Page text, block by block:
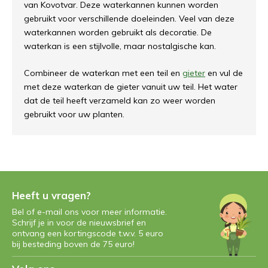
van Kovotvar. Deze waterkannen kunnen worden
gebruikt voor verschillende doeleinden. Veel van deze
waterkannen worden gebruikt als decoratie. De
waterkan is een stijlvolle, maar nostalgische kan.
Combineer de waterkan met een teil en gieter en vul de
met deze waterkan de gieter vanuit uw teil. Het water
dat de teil heeft verzameld kan zo weer worden
gebruikt voor uw planten.
Heeft u vragen?
Bel of e-mail ons voor meer informatie.
Schrijf je in voor de nieuwsbrief en
ontvang een kortingscode t.w.v. 5 euro
bij besteding boven de 75 euro!